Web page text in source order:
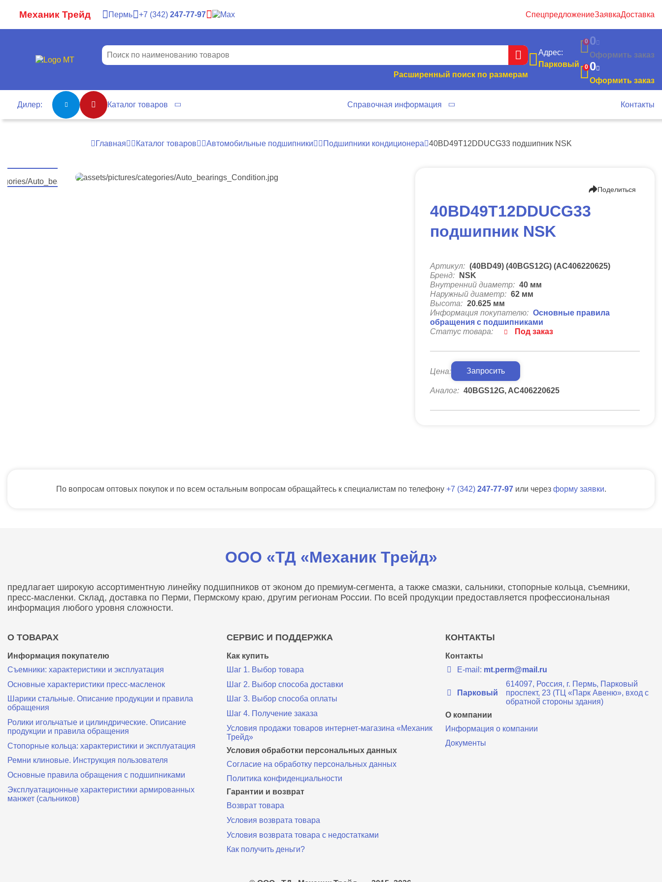
Механик Трейд Пермь 7 342 247-77-97 СпецпредложениеЗаявкаДоставка
Расширенный поиск по размерам
Адрес:
Парковый
0 0
Оформить заказ
0 0
Оформить заказ
Дилер: Каталог товаров Справочная информация Контакты
Главная Каталог товаров Автомобильные подшипники Подшипники кондиционера 40BD49T12DDUCG33 подшипник NSK
Поделиться
40BD49T12DDUCG33
подшипник NSK
Артикул: (40BD49) (40BGS12G) (AC406220625)
Бренд:
NSK
Внутренний диаметр: 40 мм
Наружный диаметр: 62 мм
Высота: 20.625 мм
Информация покупателю: Основные правила
обращения с подшипниками
Статус товара:
Под заказ
Цена: Запросить
Аналог: 40BGS12G, AC406220625
По вопросам оптовых покупок и по всем остальным вопросам обращайтесь к специалистам по телефону 7 342 247-77-97 или через форму заявки.
ООО «ТД «Механик Трейд»
предлагает широкую ассортиментную линейку подшипников от эконом до премиум-сегмента, а также смазки, сальники, стопорные кольца, съемники,
пресс-масленки. Склад, доставка по Перми, Пермскому краю, другим регионам России. По всей продукции предоставляется профессиональная
информация любого уровня сложности.
О ТОВАРАХ
Информация покупателю
Съемники: характеристики и эксплуатация
Основные характеристики пресс‑масленок
Шарики стальные. Описание продукции и правила
обращения
Ролики игольчатые и цилиндрические. Описание
продукции и правила обращения
Стопорные кольца: характеристики и эксплуатация
Ремни клиновые. Инструкция пользователя
Основные правила обращения с подшипниками
Эксплуатационные характеристики армированных
манжет (сальников)
СЕРВИС И ПОДДЕРЖКА
Как купить
Шаг 1. Выбор товара
Шаг 2. Выбор способа доставки
Шаг 3. Выбор способа оплаты
Шаг 4. Получение заказа
Условия продажи товаров интернет-магазина «Механик
Трейд»
Условия обработки персональных данных
Согласие на обработку персональных данных
Политика конфиденциальности
Гарантии и возврат
Возврат товара
Условия возврата товара
Условия возврата товара с недостатками
Как получить деньги?
КОНТАКТЫ
Контакты
E-mail: mt.perm@mail.ru
Парковый
614097, Россия, г. Пермь, Парковый
проспект, 23 (ТЦ «Парк Авеню», вход с
обратной стороны здания)
О компании
Информация о компании
Документы